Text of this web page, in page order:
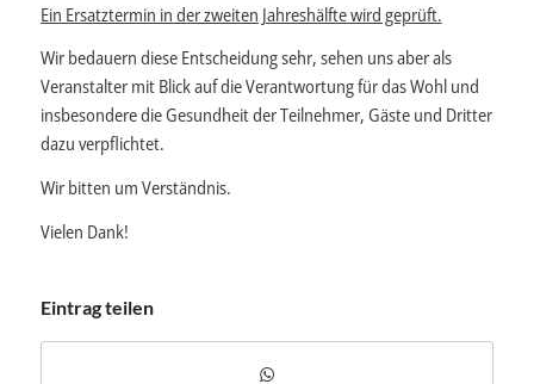
Ein Ersatztermin in der zweiten Jahreshälfte wird geprüft.
Wir bedauern diese Entscheidung sehr, sehen uns aber als
Veranstalter mit Blick auf die Verantwortung für das Wohl und
insbesondere die Gesundheit der Teilnehmer, Gäste und Dritter
dazu verpflichtet.
Wir bitten um Verständnis.
Vielen Dank!
Eintrag teilen